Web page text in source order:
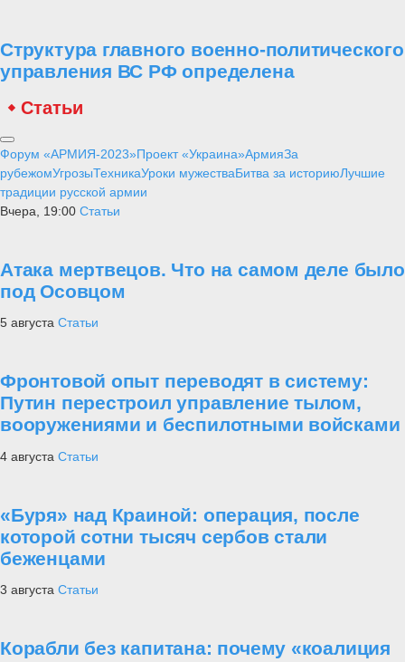
Структура главного военно-политического
управления ВС РФ определена
Статьи
Форум «АРМИЯ-2023»Проект «Украина»АрмияЗа
рубежомУгрозыТехникаУроки мужестваБитва за историюЛучшие
традиции русской армии
Вчера, 19:00 Статьи
Атака мертвецов. Что на самом деле было
под Осовцом
5 августа Статьи
Фронтовой опыт переводят в систему:
Путин перестроил управление тылом,
вооружениями и беспилотными войсками
4 августа Статьи
«Буря» над Краиной: операция, после
которой сотни тысяч сербов стали
беженцами
3 августа Статьи
Корабли без капитана: почему «коалиция